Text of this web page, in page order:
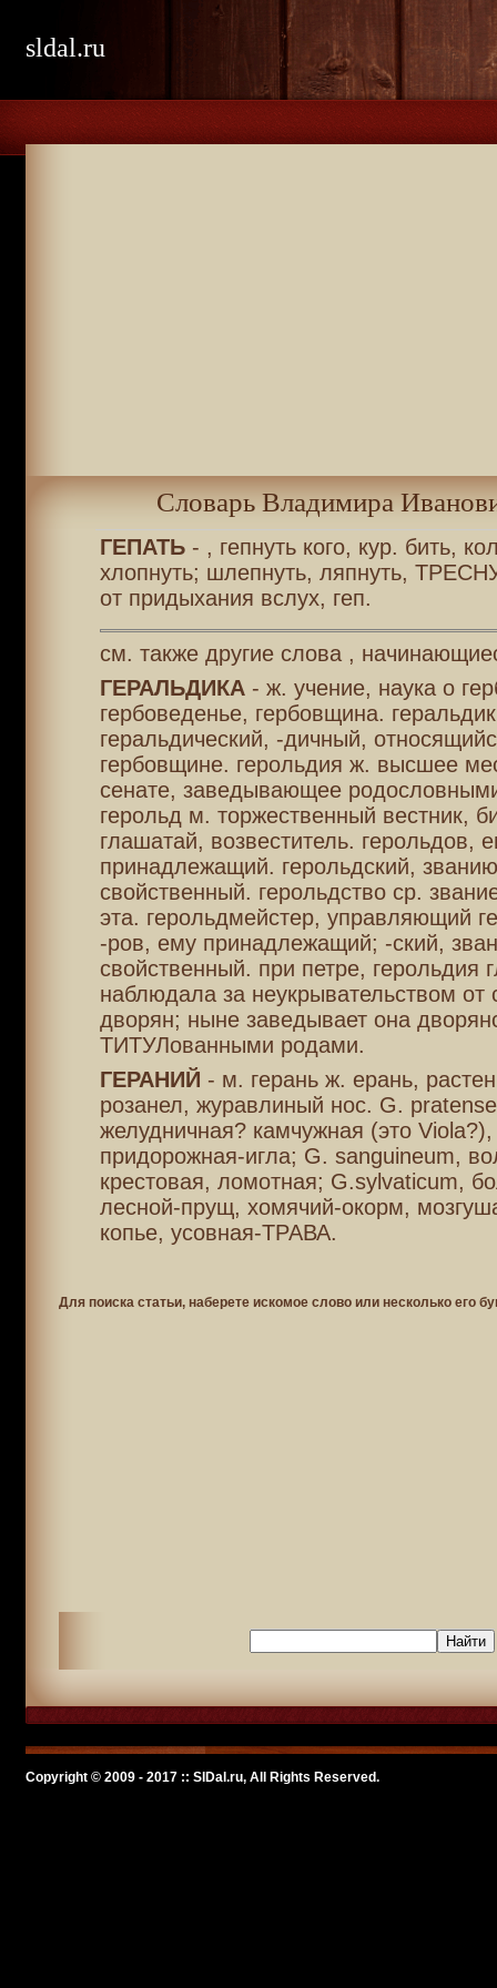
sldal.ru
Словарь Владимира
ГЕПАТЬ- , гепнуть кого, кур. бить,
хлопнуть; шлепнуть, ляпнуть,
от придыхания вслух, геп.
см. также другие слова ,
ГЕРАЛЬДИКА- ж. учение, наука о
гербоведенье, гербовщина.
геральдический, -дичный,
гербовщине. герольдия ж. высшее
сенате, заведывающее
герольд м. торжественный вестник,
глашатай, возвеститель. герольдов,
принадлежащий. герольдский,
свойственный. герольдство ср.
эта. герольдмейстер, управляющий
-ров, ему принадлежащий; -ский,
свойственный. при петре, герольдия
наблюдала за неукрывательством от
дворян; ныне заведывает она
ТИТУЛованными родами.
ГЕРАНИЙ - м. герань ж. ерань,
розанел, журавлиный нос. G.
желудничная? камчужная (это Viola?),
придорожная-игла; G. sanguineum,
крестовая, ломотная; G.sylvaticum,
лесной-прущ, хомячий-окорм,
копье, усовная-ТРАВА.
Для поиска статьи, наберете искомое слово или несколько его
Copyright © 2009 - 2017 :: SlDal.ru, All Rights Reserved.